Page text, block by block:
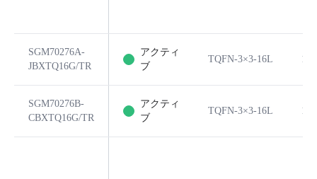
SGM70276A-
JBXTQ16G/TR
アクティ
ブ
TQFN-3×3-16L 16
SGM70276B-
CBXTQ16G/TR
アクティ
ブ
TQFN-3×3-16L 16